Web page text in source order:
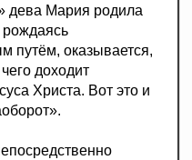
дева Мария родила
путём, оказывается,
доходит
Христа. Вот это и